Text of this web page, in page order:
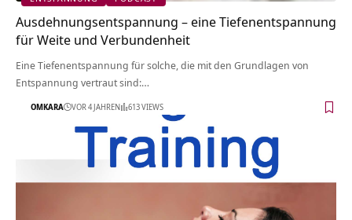
Ausdehnungsentspannung – eine Tiefenentspannung
für Weite und Verbundenheit
Eine Tiefenentspannung für solche, die mit den Grundlagen von
Entspannung vertraut sind:…
OMKARA VOR 4 JAHREN 613 VIEWS